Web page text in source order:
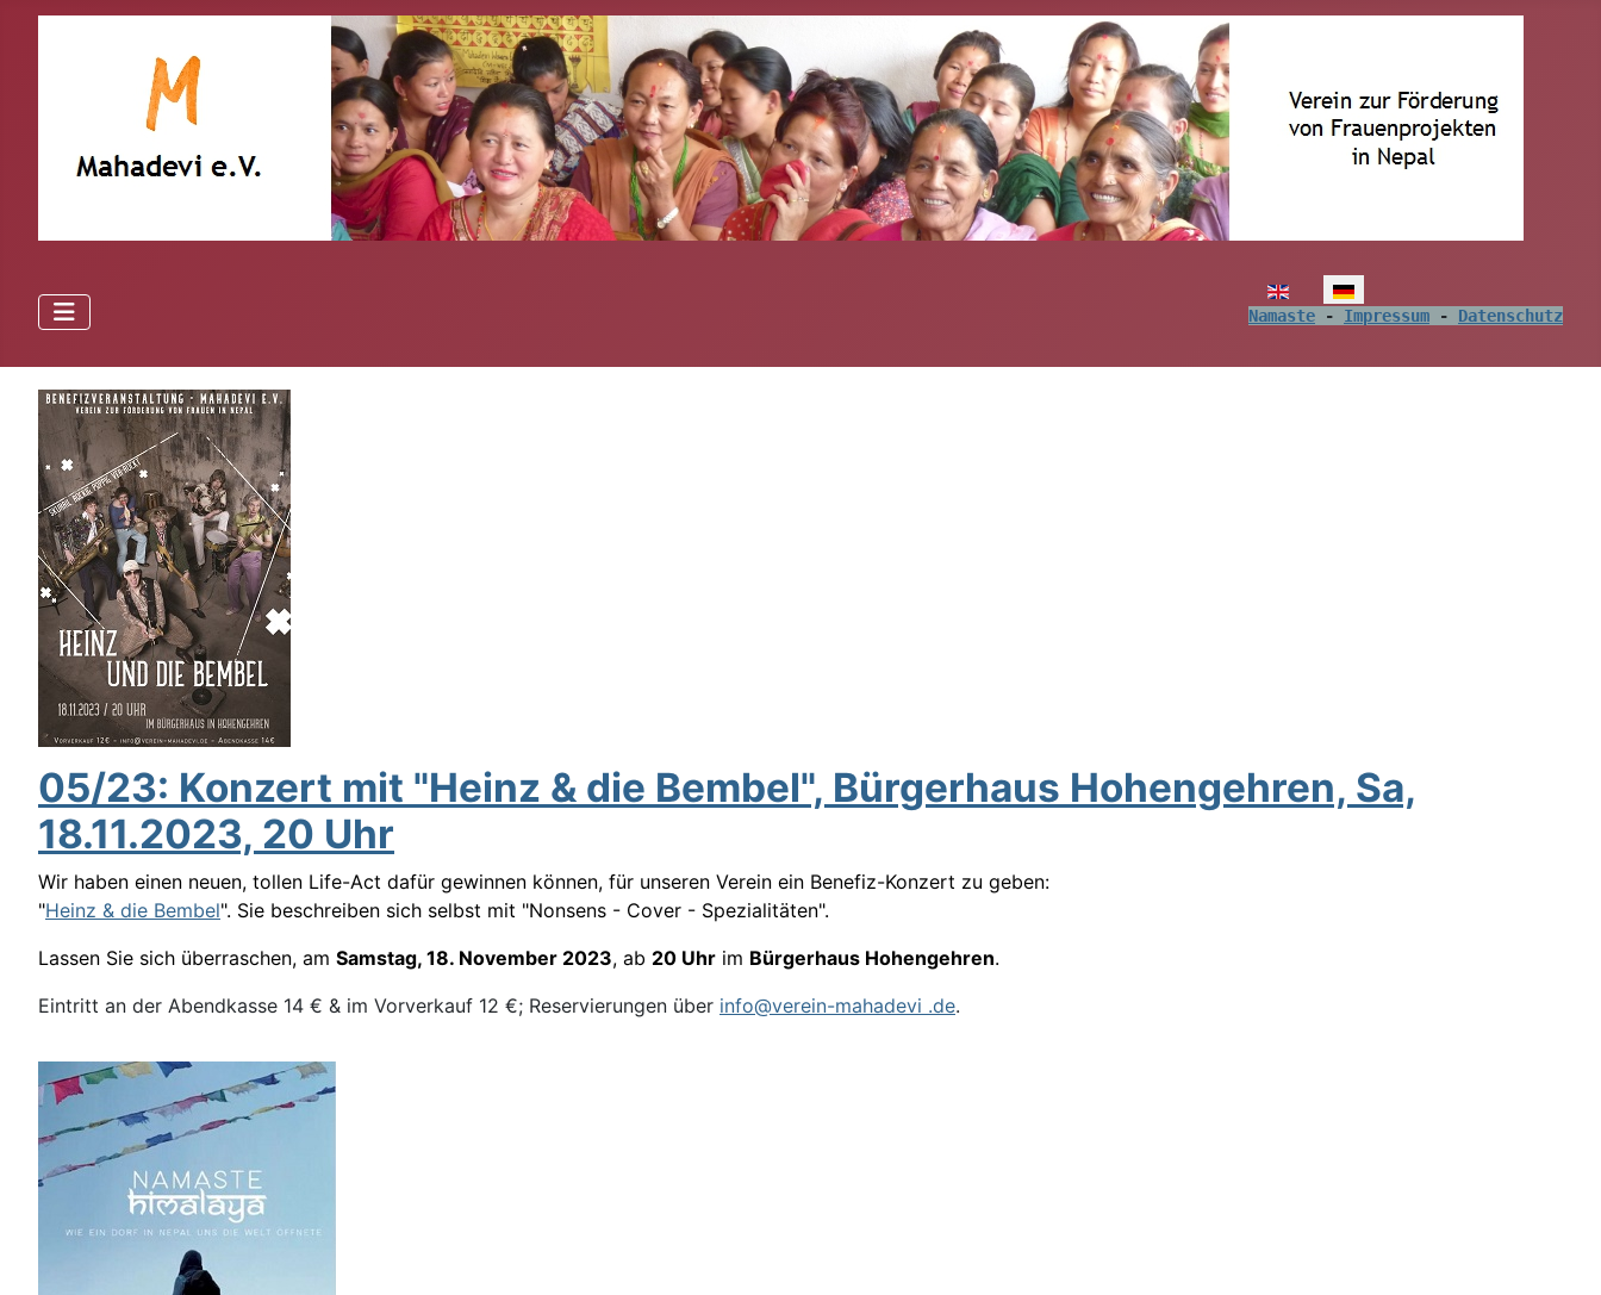
Sprache auswählen
Namaste - Impressum - Datenschutz
05/23: Konzert mit "Heinz & die Bembel", Bürgerhaus Hohengehren, Sa,
18.11.2023, 20 Uhr
Wir haben einen neuen, tollen Life-Act dafür gewinnen können, für unseren Verein ein Benefiz-Konzert zu geben:
"Heinz & die Bembel". Sie beschreiben sich selbst mit "Nonsens - Cover - Spezialitäten".
Lassen Sie sich überraschen, am Samstag, 18. November 2023, ab 20 Uhr im Bürgerhaus Hohengehren.
Eintritt an der Abendkasse 14 € & im Vorverkauf 12 €; Reservierungen über info@verein-mahadevi .de.